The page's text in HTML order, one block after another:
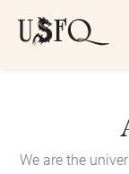
We are the